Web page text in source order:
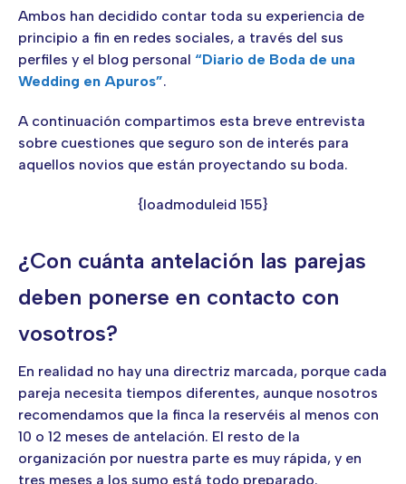
Ambos han decidido contar toda su experiencia de
principio a fin en redes sociales, a través del sus
perfiles y el blog personal “Diario de Boda de una
Wedding en Apuros”.
A continuación compartimos esta breve entrevista
sobre cuestiones que seguro son de interés para
aquellos novios que están proyectando su boda.
{loadmoduleid 155}
¿Con cuánta antelación las parejas
deben ponerse en contacto con
vosotros?
En realidad no hay una directriz marcada, porque cada
pareja necesita tiempos diferentes, aunque nosotros
recomendamos que la finca la reservéis al menos con
10 o 12 meses de antelación. El resto de la
organización por nuestra parte es muy rápida, y en
tres meses a los sumo está todo preparado.